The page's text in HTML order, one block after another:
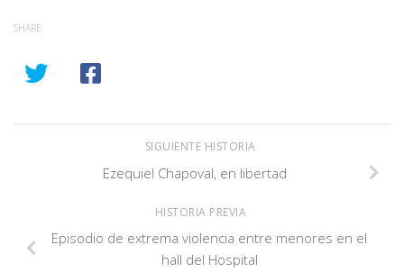
SHARE
SIGUIENTE HISTORIA
Ezequiel Chapoval, en libertad
HISTORIA PREVIA
Episodio de extrema violencia entre menores en el
hall del Hospital